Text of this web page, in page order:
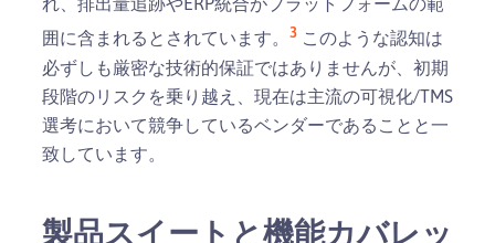
囲に含まれるとされています。 3 このような認知は
必ずしも厳密な技術的保証ではありませんが、初期
段階のリスクを乗り越え、現在は主流の可視化/TMS
選考において競争しているベンダーであることと一
致しています。
製品スイートと機能カバレッ